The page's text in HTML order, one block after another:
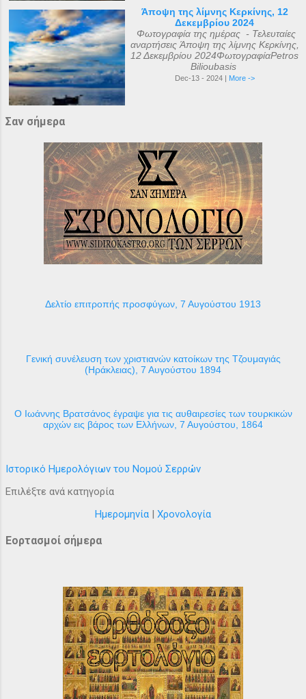
Άποψη της λίμνης Κερκίνης, 12
Δεκεμβρίου 2024
Φωτογραφία της ημέρας - Τελευταίες
αναρτήσεις Άποψη της λίμνης Κερκίνης,
12 Δεκεμβρίου 2024ΦωτογραφίαPetros
Bilioubasis
Dec-13 - 2024 | More ->
Σαν σήμερα
Δελτίο επιτροπής προσφύγων, 7 Αυγούστου 1913
Γενική συνέλευση των χριστιανών κατοίκων της Τζουμαγιάς
(Ηράκλειας), 7 Αυγούστου 1894
Ο Ιωάννης Βρατσάνος έγραψε για τις αυθαιρεσίες των τουρκικών
αρχών εις βάρος των Ελλήνων, 7 Αυγούστου, 1864
Ιστορικό Ημερολόγιων του Νομού Σερρών
Επιλέξτε ανά κατηγορία
Ημερομηνία | Χρονολογία
Εορτασμοί σήμερα